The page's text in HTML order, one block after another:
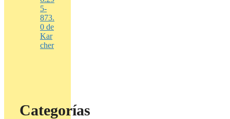
5-
873.
0 de
Kar
cher
Categorías